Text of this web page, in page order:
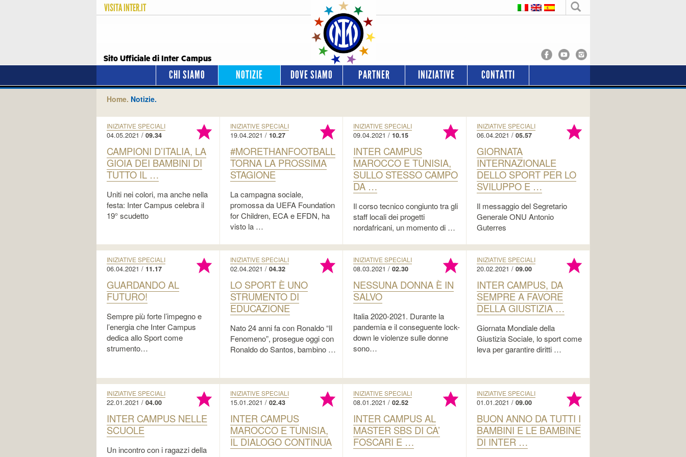
VISITAINTER.IT
Sito Ufficiale di Inter Campus
CHI SIAMO NOTIZIE DOVE SIAMO PARTNER INIZIATIVE CONTATTI
Home. Notizie.
INIZIATIVE SPECIALI
04.05.2021 / 09.34
CAMPIONI D’ITALIA, LA
GIOIA DEI BAMBINI DI
TUTTO IL …
Uniti nei colori, ma anche nella
festa: Inter Campus celebra il
19° scudetto
INIZIATIVE SPECIALI
19.04.2021 / 10.27
#MORETHANFOOTBALL
TORNA LA PROSSIMA
STAGIONE
La campagna sociale,
promossa da UEFA Foundation
for Children, ECA e EFDN, ha
visto la …
INIZIATIVE SPECIALI
09.04.2021 / 10.15
INTER CAMPUS
MAROCCO E TUNISIA,
SULLO STESSO CAMPO
DA …
Il corso tecnico congiunto tra gli
staff locali dei progetti
nordafricani, un momento di …
INIZIATIVE SPECIALI
06.04.2021 / 05.57
GIORNATA
INTERNAZIONALE
DELLO SPORT PER LO
SVILUPPO E …
Il messaggio del Segretario
Generale ONU Antonio
Guterres
INIZIATIVE SPECIALI
06.04.2021 / 11.17
GUARDANDO AL
FUTURO!
Sempre più forte l’impegno e
l’energia che Inter Campus
dedica allo Sport come
strumento…
INIZIATIVE SPECIALI
02.04.2021 / 04.32
LO SPORT È UNO
STRUMENTO DI
EDUCAZIONE
Nato 24 anni fa con Ronaldo “Il
Fenomeno”, prosegue oggi con
Ronaldo do Santos, bambino …
INIZIATIVE SPECIALI
08.03.2021 / 02.30
NESSUNA DONNA È IN
SALVO
Italia 2020-2021. Durante la
pandemia e il conseguente lock-
down le violenze sulle donne
sono…
INIZIATIVE SPECIALI
20.02.2021 / 09.00
INTER CAMPUS, DA
SEMPRE A FAVORE
DELLA GIUSTIZIA …
Giornata Mondiale della
Giustizia Sociale, lo sport come
leva per garantire diritti …
INIZIATIVE SPECIALI
22.01.2021 / 04.00
INTER CAMPUS NELLE
SCUOLE
Un incontro con i ragazzi della
INIZIATIVE SPECIALI
15.01.2021 / 02.43
INTER CAMPUS
MAROCCO E TUNISIA,
IL DIALOGO CONTINUA
INIZIATIVE SPECIALI
08.01.2021 / 02.52
INTER CAMPUS AL
MASTER SBS DI CA’
FOSCARI E …
INIZIATIVE SPECIALI
01.01.2021 / 09.00
BUON ANNO DA TUTTI I
BAMBINI E LE BAMBINE
DI INTER …